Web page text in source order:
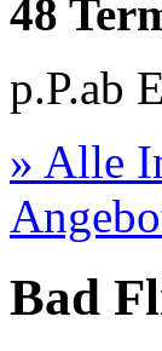
48
p.P.ab
» Alle
Bad